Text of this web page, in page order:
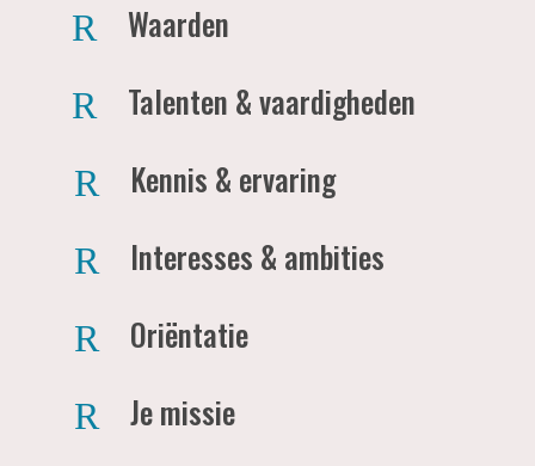
R Waarden
R Talenten & vaardigheden
R Kennis & ervaring
R Interesses & ambities
R Oriëntatie
R Je missie